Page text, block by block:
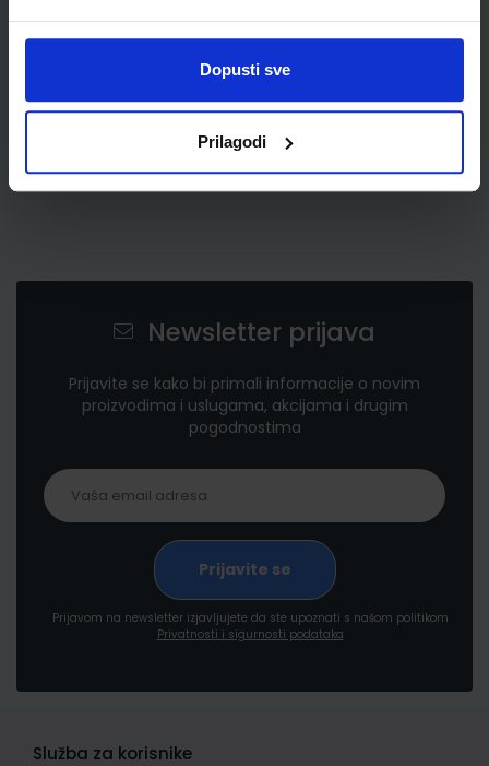
Dopusti sve
Prilagodi
Newsletter prijava
Prijavite se kako bi primali informacije o novim
proizvodima i uslugama, akcijama i drugim
pogodnostima
Prijavom na newsletter izjavljujete da ste upoznati s našom politikom
Privatnosti i sigurnosti podataka
Služba za korisnike